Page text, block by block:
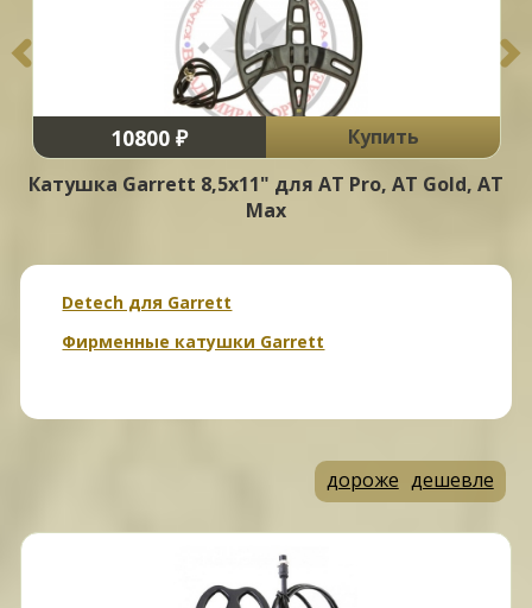
10800 ₽
Купить
Катушка Garrett 8,5x11" для AT Pro, AT Gold, AT
Max
Detech для Garrett
Фирменные катушки Garrett
дороже дешевле